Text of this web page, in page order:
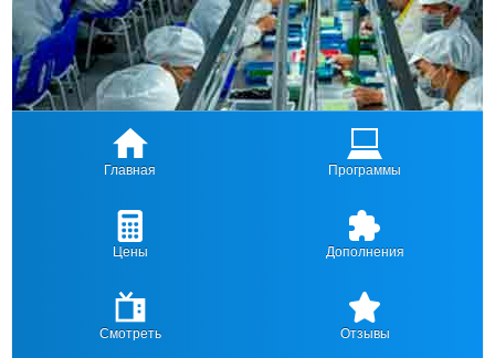
Главная Программы
Цены Дополнения
Смотреть Отзывы